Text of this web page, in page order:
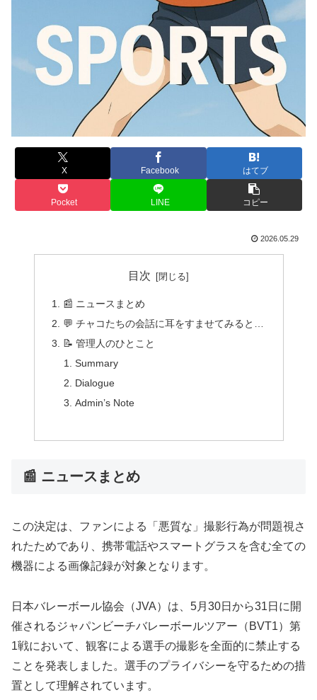
X Facebook はてブ
Pocket LINE コピー
2026.05.29
目次
📰 ニュースまとめ
💬 チャコたちの会話に耳をすませてみると…
📝 管理人のひとこと
Summary
Dialogue
Admin’s Note
📰 ニュースまとめ
この決定は、ファンによる「悪質な」撮影行為が問題視さ
れたためであり、携帯電話やスマートグラスを含む全ての
機器による画像記録が対象となります。
日本バレーボール協会（JVA）は、5月30日から31日に開
催されるジャパンビーチバレーボールツアー（BVT1）第
1戦において、観客による選手の撮影を全面的に禁止する
ことを発表しました。選手のプライバシーを守るための措
置として理解されています。